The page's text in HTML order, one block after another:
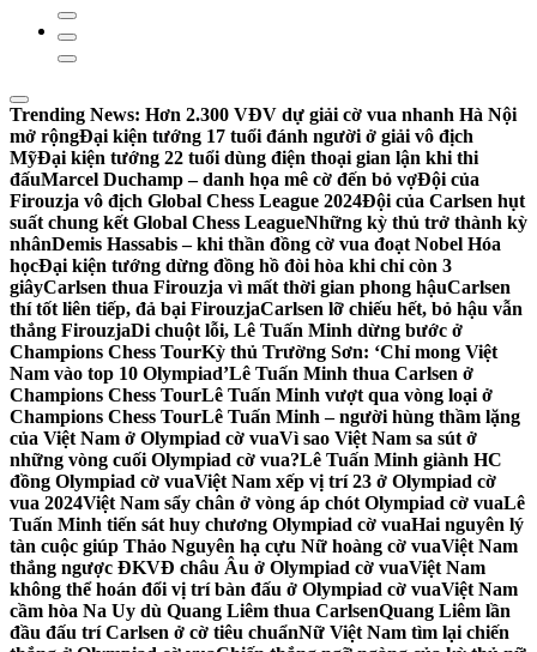
Trending News: Hơn 2.300 VĐV dự giải cờ vua nhanh Hà Nội
mở rộngĐại kiện tướng 17 tuổi đánh người ở giải vô địch
MỹĐại kiện tướng 22 tuổi dùng điện thoại gian lận khi thi
đấuMarcel Duchamp – danh họa mê cờ đến bỏ vợĐội của
Firouzja vô địch Global Chess League 2024Đội của Carlsen hụt
suất chung kết Global Chess LeagueNhững kỳ thủ trở thành kỳ
nhânDemis Hassabis – khi thần đồng cờ vua đoạt Nobel Hóa
họcĐại kiện tướng dừng đồng hồ đòi hòa khi chỉ còn 3
giâyCarlsen thua Firouzja vì mất thời gian phong hậuCarlsen
thí tốt liên tiếp, đả bại FirouzjaCarlsen lỡ chiếu hết, bỏ hậu vẫn
thắng FirouzjaDi chuột lỗi, Lê Tuấn Minh dừng bước ở
Champions Chess TourKỳ thủ Trường Sơn: ‘Chỉ mong Việt
Nam vào top 10 Olympiad’Lê Tuấn Minh thua Carlsen ở
Champions Chess TourLê Tuấn Minh vượt qua vòng loại ở
Champions Chess TourLê Tuấn Minh – người hùng thầm lặng
của Việt Nam ở Olympiad cờ vuaVì sao Việt Nam sa sút ở
những vòng cuối Olympiad cờ vua?Lê Tuấn Minh giành HC
đồng Olympiad cờ vuaViệt Nam xếp vị trí 23 ở Olympiad cờ
vua 2024Việt Nam sẩy chân ở vòng áp chót Olympiad cờ vuaLê
Tuấn Minh tiến sát huy chương Olympiad cờ vuaHai nguyên lý
tàn cuộc giúp Thảo Nguyên hạ cựu Nữ hoàng cờ vuaViệt Nam
thắng ngược ĐKVĐ châu Âu ở Olympiad cờ vuaViệt Nam
không thể hoán đổi vị trí bàn đấu ở Olympiad cờ vuaViệt Nam
cầm hòa Na Uy dù Quang Liêm thua CarlsenQuang Liêm lần
đầu đấu trí Carlsen ở cờ tiêu chuẩnNữ Việt Nam tìm lại chiến